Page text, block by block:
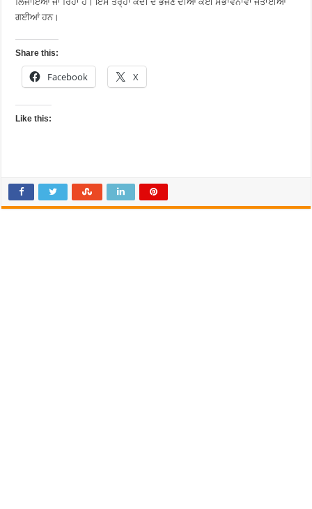
ਗਈਆਂ ਹਨ।
Share this:
Facebook X
Like this: